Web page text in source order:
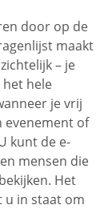
door op de
maakt
– je
hele
je vrij
evenement of
kunt de e-
mensen die
Het
u in staat om